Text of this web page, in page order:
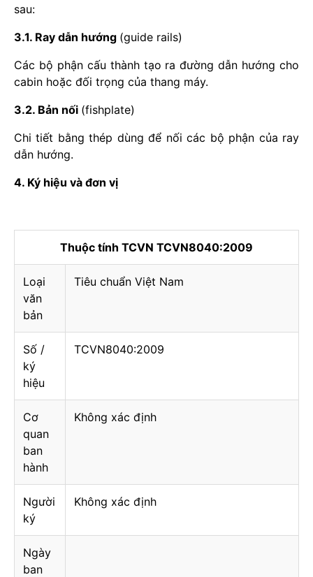
sau:
3.1. Ray dẫn hướng (guide rails)
Các bộ phận cấu thành tạo ra đường dẫn hướng cho
cabin hoặc đối trọng của thang máy.
3.2. Bản nối (fishplate)
Chi tiết bằng thép dùng để nối các bộ phận của ray
dẫn hướng.
4. Ký hiệu và đơn vị
Thuộc tính TCVN TCVN8040:2009
Loại
văn
bản
Tiêu chuẩn Việt Nam
Số /
ký
hiệu
TCVN8040:2009
Cơ
quan
ban
hành
Không xác định
Người
ký
Không xác định
Ngày
ban